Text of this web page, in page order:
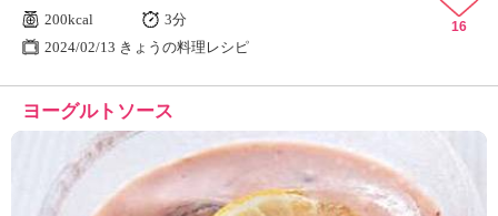
200kcal
3分
2024/02/13 きょうの料理レシピ
16
ヨーグルトソース